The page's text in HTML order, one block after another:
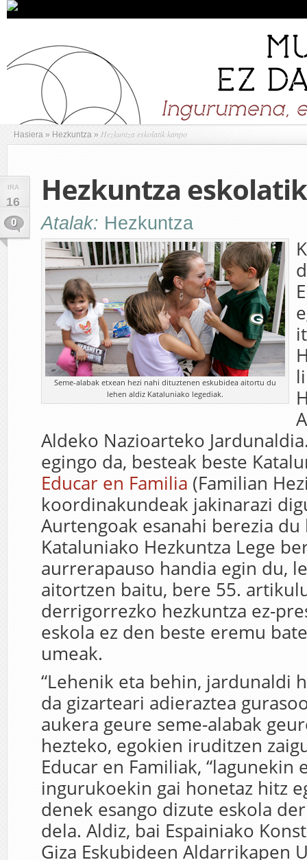
Hasiera » Hezkuntza » Hezkuntza eskolatik kanpo
IRA
16
0
Hezkuntza
Atalak: Hezkuntza
Seme-alabak etxean hezi nahi dituztenen eskubidea aitortu du
lehen aldiz Kataluniako legediak.
Aldeko Nazioarteko
egingo da, besteak beste
Educar en Familia (Familian
koordinakundeak jakinarazi
Aurtengoak esanahi berezia
Kataluniako Hezkuntza Lege
aurrerapauso handia egin du,
aitortzen baitu, bere 55.
derrigorrezko hezkuntza ez-
eskola ez den beste eremu
umeak.
“Lehenik eta behin, jardunaldi
da gizarteari adieraztea
aukera geure seme-alabak
hezteko, egokien iruditzen
Educar en Familiak, “lagunekin
ingurukoekin gai honetaz hitz
denek esango dizute eskola
dela. Aldiz, bai Espainiako
Giza Eskubideen Aldarrikapen